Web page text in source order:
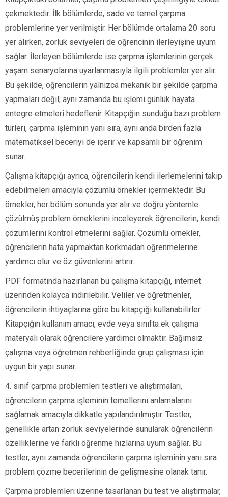
çekmektedir. İlk bölümlerde, sade ve temel çarpma
problemlerine yer verilmiştir. Her bölümde ortalama 20 soru
yer alırken, zorluk seviyeleri de öğrencinin ilerleyişine uyum
sağlar. İlerleyen bölümlerde ise çarpma işlemlerinin gerçek
yaşam senaryolarına uyarlanmasıyla ilgili problemler yer alır.
Bu şekilde, öğrencilerin yalnızca mekanik bir şekilde çarpma
yapmaları değil, aynı zamanda bu işlemi günlük hayata
entegre etmeleri hedeflenir. Kitapçığın sunduğu bazı problem
türleri, çarpma işleminin yanı sıra, aynı anda birden fazla
matematiksel beceriyi de içerir ve kapsamlı bir öğrenim
sunar.
Çalışma kitapçığı ayrıca, öğrencilerin kendi ilerlemelerini takip
edebilmeleri amacıyla çözümlü örnekler içermektedir. Bu
örnekler, her bölüm sonunda yer alır ve doğru yöntemle
çözülmüş problem örneklerini inceleyerek öğrencilerin, kendi
çözümlerini kontrol etmelerini sağlar. Çözümlü örnekler,
öğrencilerin hata yapmaktan korkmadan öğrenmelerine
yardımcı olur ve öz güvenlerini artırır.
PDF formatında hazırlanan bu çalışma kitapçığı, internet
üzerinden kolayca indirilebilir. Veliler ve öğretmenler,
öğrencilerin ihtiyaçlarına göre bu kitapçığı kullanabilirler.
Kitapçığın kullanım amacı, evde veya sınıfta ek çalışma
materyali olarak öğrencilere yardımcı olmaktır. Bağımsız
çalışma veya öğretmen rehberliğinde grup çalışması için
uygun bir yapı sunar.
4. sınıf çarpma problemleri testleri ve alıştırmaları,
öğrencilerin çarpma işleminin temellerini anlamalarını
sağlamak amacıyla dikkatle yapılandırılmıştır. Testler,
genellikle artan zorluk seviyelerinde sunularak öğrencilerin
özelliklerine ve farklı öğrenme hızlarına uyum sağlar. Bu
testler, aynı zamanda öğrencilerin çarpma işleminin yanı sıra
problem çözme becerilerinin de gelişmesine olanak tanır.
Çarpma problemleri üzerine tasarlanan bu test ve alıştırmalar,